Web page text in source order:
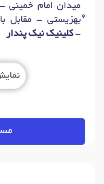
میدان امام خمینی
-کلینیک نیک پندار